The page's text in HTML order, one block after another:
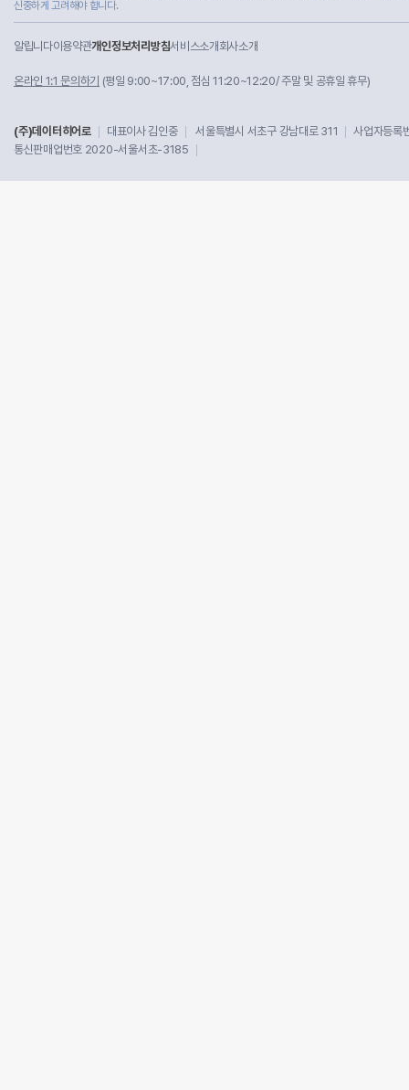
신중하게 고려해야 합니다.
알립니다이용약관개인정보처리방침서비스소개 회사소개
온라인 1:1 문의하기 (평일 9:00~17:00, 점심 11:20~12:20/ 주말 및 공휴일 휴무)
(주)데이터히어로 대표이사 김인중 서울특별시 서초구 강남대로 311
사업자등
통신판매업번호 2020-서울서초-3185